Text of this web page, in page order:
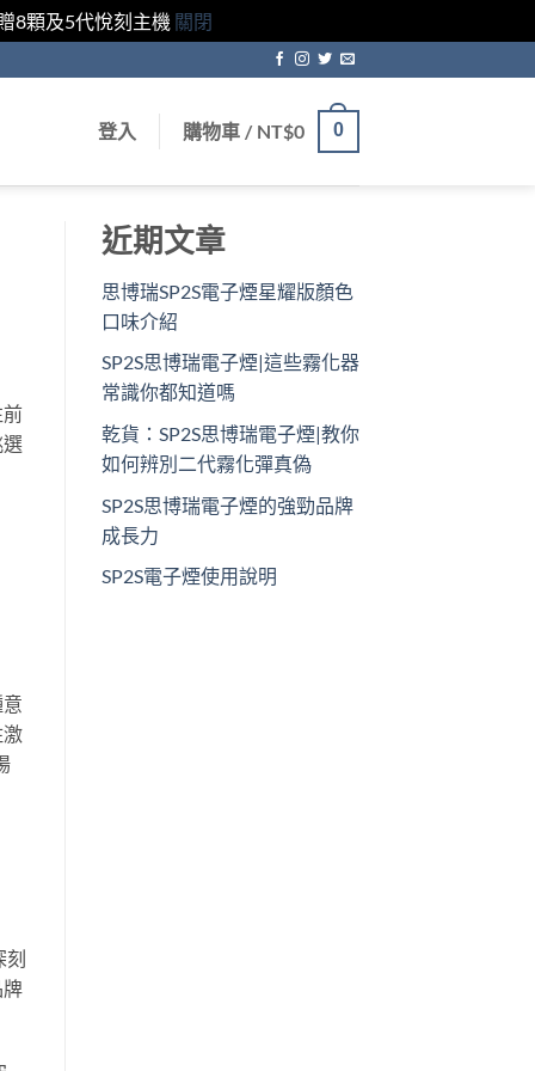
8顆及5代悅刻主機 關閉
登入 購物車 / NT$0 0
刻
近期文章
思博瑞SP2S電子煙星耀版顏色
口味介紹
SP2S思博瑞電子煙|這些霧化器
常識你都知道嗎
乾貨：SP2S思博瑞電子煙|教你
如何辨別二代霧化彈真偽
SP2S思博瑞電子煙的強勁品牌
成長力
SP2S電子煙使用說明